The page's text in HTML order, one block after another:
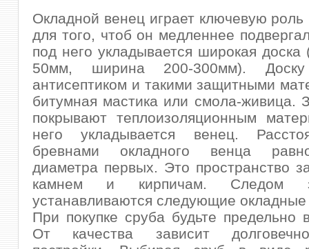
Окладной венец играет ключевую роль
для того, чтоб он медленнее
под него укладывается широкая
50мм, ширина 200-300мм). Доску
антисептиком и такими защитными
битумная мастика или смола-живица.
покрывают теплоизоляционным
него укладывается венец.
бревнами окладного венца
диаметра первых. Это пространство
камнем и кирпичам. Следом
устанавливаются следующие
При покупке сруба будьте предельно
От качества зависит